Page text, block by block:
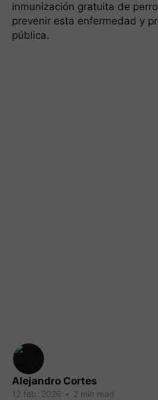
inmunización gratuita de
prevenir esta enfermedad y
pública.
Alejandro Cortes
12 feb. 2026 • 2 min read